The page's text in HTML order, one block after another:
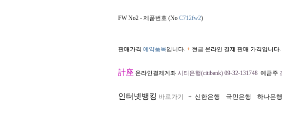
FW No2 - 제품번호 (No C712fw2)
판매가격 예약품목입니다. + 현금 온라인 결제 판매 가격입니다.
計座 온라인결제계좌 시티은행(citibank) 09-32-131748 예금주
인터넷뱅킹 바로가기 + 신한은행 국민은행 하나은행